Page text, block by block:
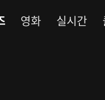
영화 실시간